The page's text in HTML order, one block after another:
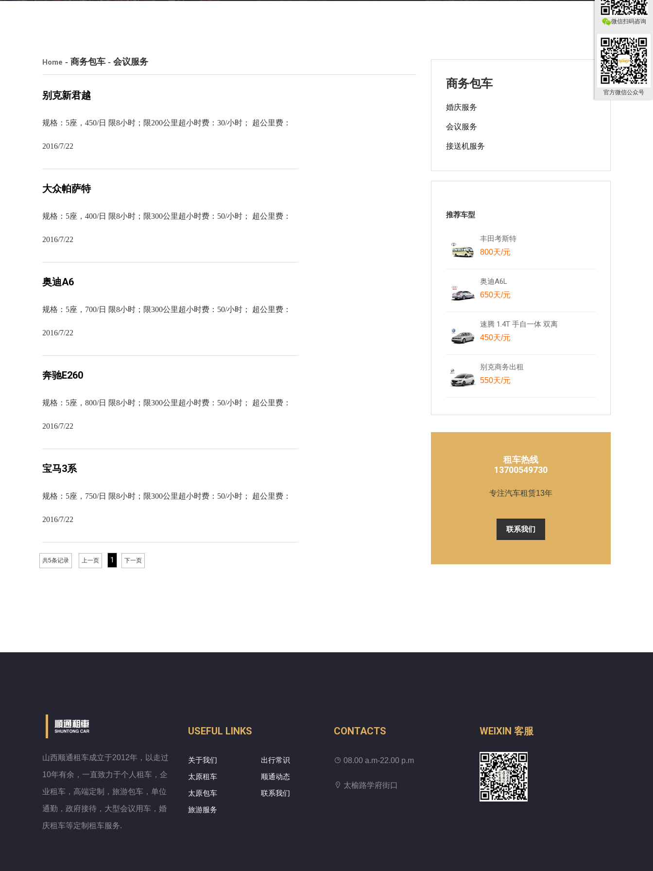
Home - 商务包车 - 会议服务
别克新君越
规格：5座，450/日 限8小时；限200公里超小时费：30/小时； 超公里费：
2016/7/22
大众帕萨特
规格：5座，400/日 限8小时；限300公里超小时费：50/小时； 超公里费：
2016/7/22
奥迪A6
规格：5座，700/日 限8小时；限300公里超小时费：50/小时； 超公里费：
2016/7/22
奔驰E260
规格：5座，800/日 限8小时；限300公里超小时费：50/小时； 超公里费：
2016/7/22
宝马3系
规格：5座，750/日 限8小时；限300公里超小时费：50/小时； 超公里费：
2016/7/22
共5条记录 上一页 1 下一页
商务包车
婚庆服务
会议服务
接送机服务
推荐车型
丰田考斯特
800天/元
奥迪A6L
650天/元
速腾 1.4T 手自一体 双离
450天/元
别克商务出租
550天/元
租车热线
13700549730
专注汽车租赁13年
联系我们
山西顺通租车成立于2012年，以走过
10年有余，一直致力于个人租车，企
业租车，高端定制，旅游包车，单位
通勤，政府接待，大型会议用车，婚
庆租车等定制租车服务.
USEFUL LINKS
关于我们
太原租车
太原包车
旅游服务
出行常识
顺通动态
联系我们
CONTACTS
08.00 a.m-22.00 p.m
太榆路学府街口
WEIXIN 客服
微信扫码咨询
官方微信公众号